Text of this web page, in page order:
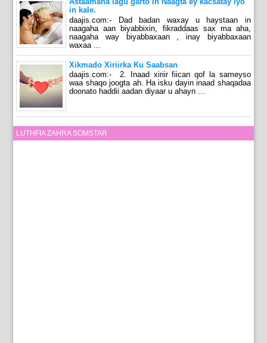
in kale.
daajis.com:- Dad badan waxay u haystaan in
naagaha aan biyabbixin, fikraddaas sax ma aha,
naagaha way biyabbaxaan , inay biyabbaxaan
waxaa ...
Xikmado Xiriirka Ku Saabsan
daajis.com:- 2. Inaad xiriir fiican qof la sameyso
waa shaqo joogta ah. Ha isku dayin inaad shaqadaa
doonato haddii aadan diyaar u ahayn ...
LUTHFIA ZAHRA SOMSTAR